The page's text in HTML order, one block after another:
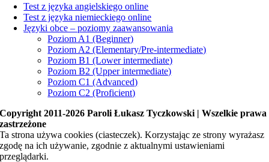
Test z języka angielskiego online
Test z języka niemieckiego online
Języki obce – poziomy zaawansowania
Poziom A1 (Beginner)
Poziom A2 (Elementary/Pre-intermediate)
Poziom B1 (Lower intermediate)
Poziom B2 (Upper intermediate)
Poziom C1 (Advanced)
Poziom C2 (Proficient)
Copyright 2011-2026 Paroli Łukasz Tyczkowski | Wszelkie prawa
zastrzeżone
Ta strona używa cookies (ciasteczek). Korzystając ze strony wyrażasz
zgodę na ich używanie, zgodnie z aktualnymi ustawieniami
przeglądarki.